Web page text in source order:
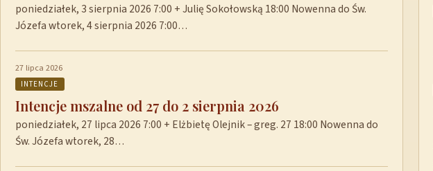
poniedziałek, 3 sierpnia 2026 7:00 + Julię Sokołowską 18:00 Nowenna do Św.
Józefa wtorek, 4 sierpnia 2026 7:00…
27 lipca 2026
INTENCJE
Intencje mszalne od 27 do 2 sierpnia 2026
poniedziałek, 27 lipca 2026 7:00 + Elżbietę Olejnik – greg. 27 18:00 Nowenna do
Św. Józefa wtorek, 28…